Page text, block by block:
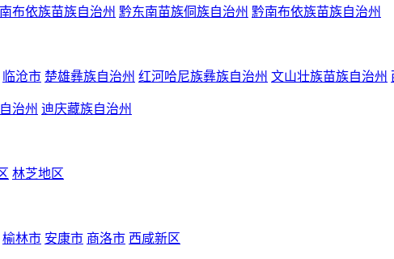
布依族苗族自治州 黔东南苗族侗族自治州 黔南布依族苗族自治州
临沧市 楚雄彝族自治州 红河哈尼族彝族自治州 文山壮族苗族自治州
治州 迪庆藏族自治州
林芝地区
榆林市 安康市 商洛市 西咸新区